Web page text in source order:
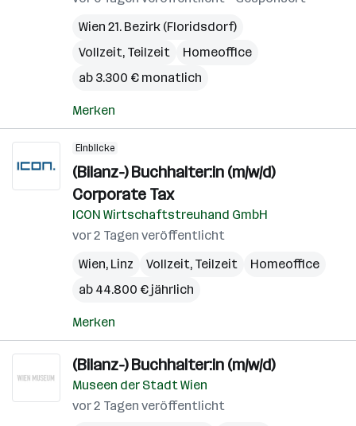
Wien 21. Bezirk (Floridsdorf)
Vollzeit, Teilzeit
Homeoffice
ab 3.300 € monatlich
Merken
Einblicke
(Bilanz-) Buchhalter:in (m/w/d)
Corporate Tax
ICON Wirtschaftstreuhand GmbH
vor 2 Tagen veröffentlicht
Wien, Linz Vollzeit, Teilzeit
Homeoffice
ab 44.800 € jährlich
Merken
(Bilanz-) Buchhalter:in (m/w/d)
Museen der Stadt Wien
vor 2 Tagen veröffentlicht